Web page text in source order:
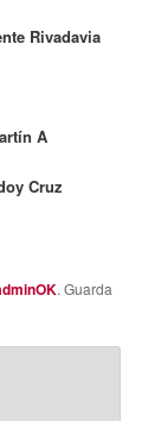
Rivadavia
A
Cruz
. Guarda